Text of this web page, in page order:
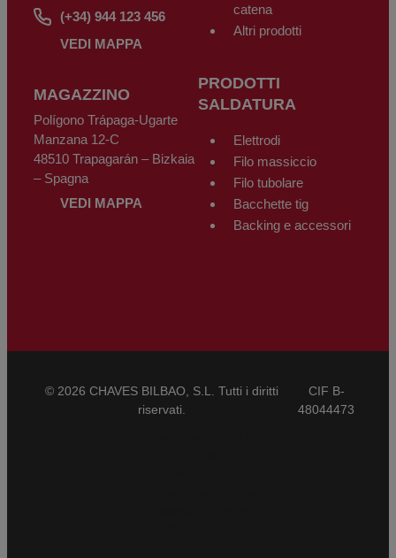
(+34) 944 123 456
VEDI MAPPA
MAGAZZINO
Polígono Trápaga-Ugarte
Manzana 12-C
48510 Trapagarán – Bizkaia
– Spagna
VEDI MAPPA
catena
Altri prodotti
PRODOTTI
SALDATURA
Elettrodi
Filo massiccio
Filo tubolare
Bacchette tig
Backing e accessori
© 2026 CHAVES BILBAO, S.L. Tutti i diritti
riservati.
CIF B-
48044473